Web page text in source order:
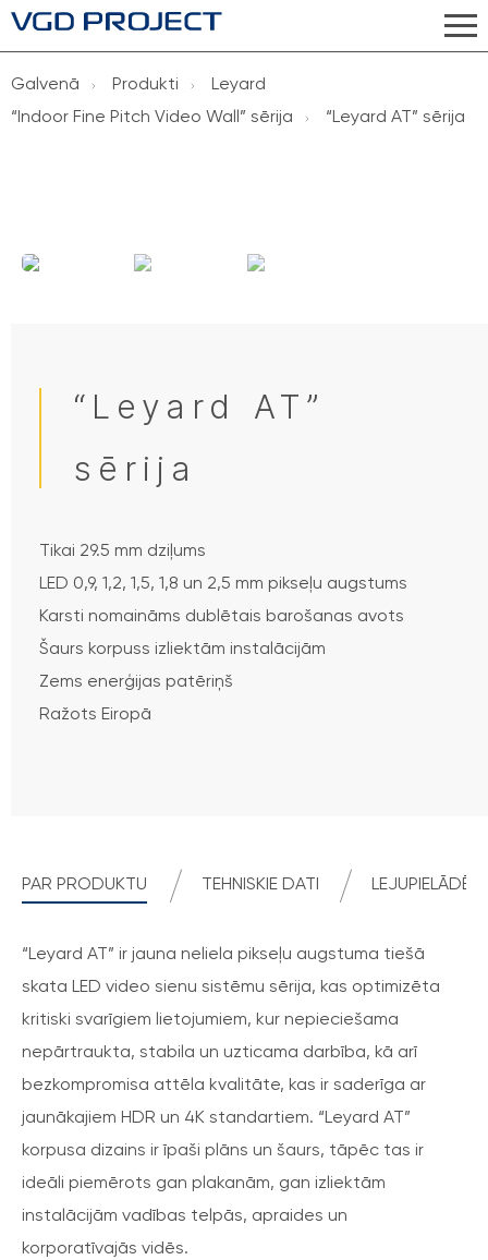
Galvenā Produkti
Leyard
“Indoor Fine Pitch Video Wall” sērija
“Leyard AT” sērija
“Leyard AT”
sērija
Tikai 29.5 mm dziļums
LED 0,9, 1,2, 1,5, 1,8 un 2,5 mm pikseļu augstums
Karsti nomaināms dublētais barošanas avots
Šaurs korpuss izliektām instalācijām
Zems enerģijas patēriņš
Ražots Eiropā
PAR PRODUKTU TEHNISKIE DATI LEJUPIELĀDĒT
“Leyard AT” ir jauna neliela pikseļu augstuma tiešā
skata LED video sienu sistēmu sērija, kas optimizēta
kritiski svarīgiem lietojumiem, kur nepieciešama
nepārtraukta, stabila un uzticama darbība, kā arī
bezkompromisa attēla kvalitāte, kas ir saderīga ar
jaunākajiem HDR un 4K standartiem. “Leyard AT”
korpusa dizains ir īpaši plāns un šaurs, tāpēc tas ir
ideāli piemērots gan plakanām, gan izliektām
instalācijām vadības telpās, apraides un
korporatīvajās vidēs.